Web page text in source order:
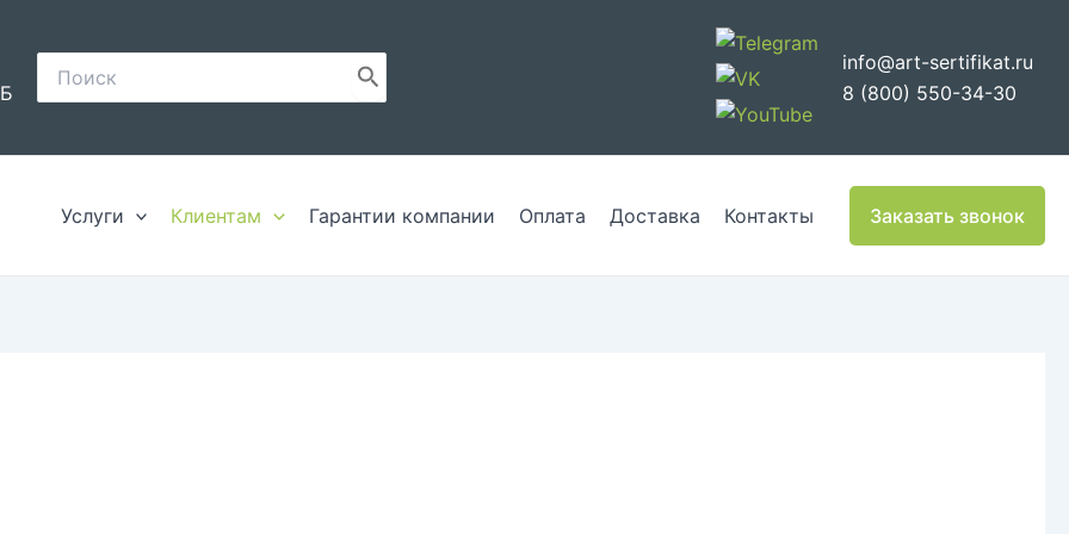
Поиск:
info@art-sertifikat.ru
8 (800) 550-34-30
Услуги Клиентам Гарантии компании Оплата Доставка Контакты Заказать звонок